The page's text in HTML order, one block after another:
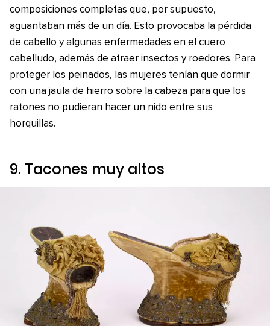
composiciones completas que, por supuesto,
aguantaban más de un día. Esto provocaba la pérdida
de cabello y algunas enfermedades en el cuero
cabelludo, además de atraer insectos y roedores. Para
proteger los peinados, las mujeres tenían que dormir
con una jaula de hierro sobre la cabeza para que los
ratones no pudieran hacer un nido entre sus
horquillas.
9. Tacones muy altos